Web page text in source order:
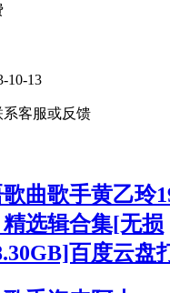
10-13
客服或反馈
曲歌手黄乙玲
选辑合集[无损
百度云盘